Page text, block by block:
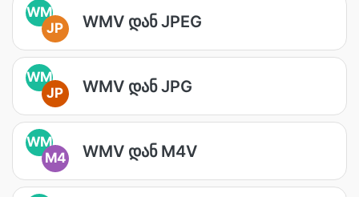
WM
JP
WMV დან JPEG
WM
JP
WMV დან JPG
WM
M4
WMV დან M4V